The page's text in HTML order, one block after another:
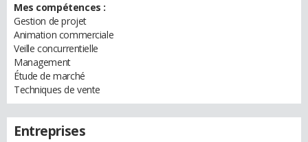
Mes compétences :
Gestion de projet
Animation commerciale
Veille concurrentielle
Management
Étude de marché
Techniques de vente
Entreprises